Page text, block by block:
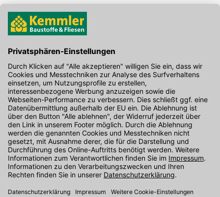
Hier gibt's die kostenlose App
Kontakt
Unser Onlineshop Team ist montags bis freitags von 08:00 - 17:00
Uhr unter der Telefonnummer07071 / 151-151 für Sie erreichbar.
Alternativ können Sie unser Kontaktformular nutzen.
Den Kontakt direkt in unsere Niederlassungen finden Sie hier.
Oder über unseren Chat .